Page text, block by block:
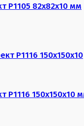
P1105 82х82х10 мм
150х150х10